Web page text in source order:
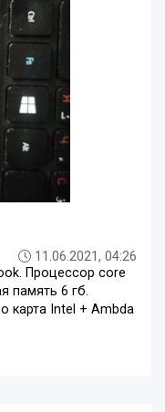
11.06.2021, 04:26
Процессор core
память 6 гб.
карта Intel + Ambda